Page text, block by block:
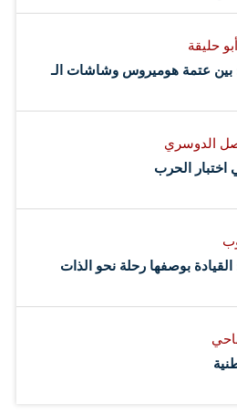
حليقة
بين عتمة هوميروس وشاشات الـ
الدوسري
اختبار الحرب
القيادة بوصفها رحلة نحو الذات